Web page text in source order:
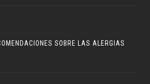
SOBRE LAS ALERGIAS